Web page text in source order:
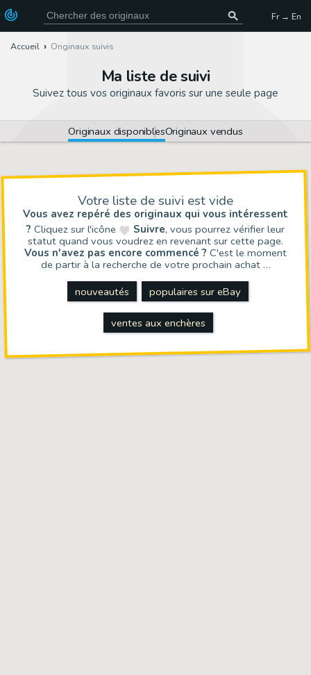
Fr → En
Accueil Originaux suivis
Ma liste de suivi
Suivez tous vos originaux favoris sur une seule page
Originaux disponiblesOriginaux vendus
Votre liste de suivi est vide
Vous avez repéré des originaux qui vous intéressent
? Cliquez sur l'icône Suivre, vous pourrez vérifier leur
statut quand vous voudrez en revenant sur cette page.
Vous n'avez pas encore commencé ? C'est le moment
de partir à la recherche de votre prochain achat …
nouveautés
populaires sur eBay
ventes aux enchères